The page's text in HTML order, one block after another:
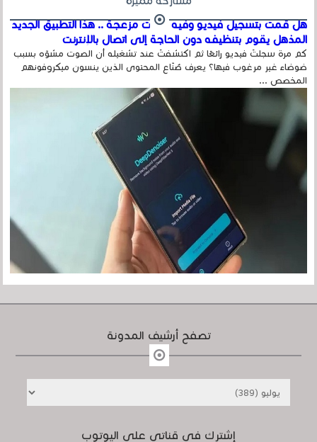
هل قمت بتسجيل فيديو وفيه أصوت مزعجة .. هذا التطبيق الجديد
المذهل يقوم بتنظيفه دون الحاجة إلى اتصال بالإنترنت
كم مرة سجلتَ فيديو رائعًا ثم اكتشفتَ عند تشغيله أن الصوت مشوّه بسبب
ضوضاء غير مرغوب فيها؟ يعرف صُنّاع المحتوى الذين ينسون ميكروفونهم
المخصص ...
تصفح أرشيف المدونة
إشترك في قناتي على اليوتوب